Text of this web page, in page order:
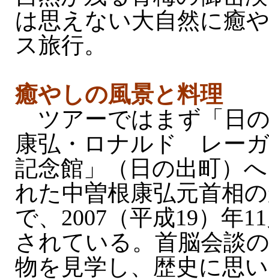
は思えない大自然に癒
ス旅行。
癒やしの風景と料理
ツアーではまず「日
康弘・ロナルド レー
記念館」（日の出町）
れた中曽根康弘元首相
で、2007（平成19）年
されている。首脳会談
物を見学し、歴史に思